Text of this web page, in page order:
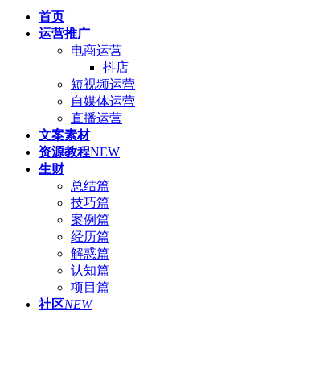
首页
运营推广
电商运营
抖店
短视频运营
自媒体运营
直播运营
文案素材
资源教程NEW
生财
总结篇
技巧篇
案例篇
经历篇
解惑篇
认知篇
项目篇
社区NEW